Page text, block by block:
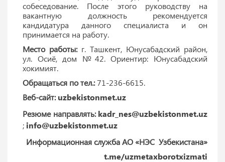
собеседование. После этого руководству на
вакантную должность рекомендуется
кандидатура данного специалиста и он
принимается на работу.
Место работы:г. Ташкент, Юнусабадский район,
ул. Осиё, дом №42. Ориентир: Юнусабадский
хокимият.
Обращаться по тел.:71-236-6615.
Веб-сайт: uzbekistonmet.uz
Резюме направлять: kadr_nes@uzbekistonmet.uz
; info@uzbekistonmet.uz
Информационная служба АО «НЭС Узбекистана»
t.me/uzmetaxborotxizmati